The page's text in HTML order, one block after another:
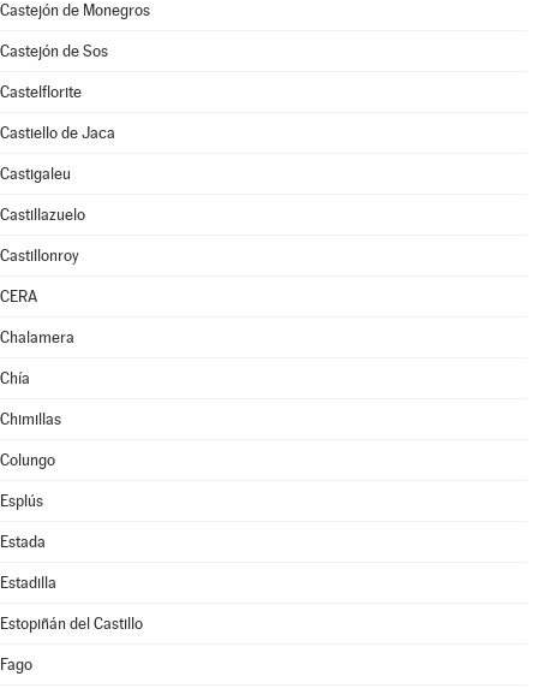
Castejón de Monegros
Castejón de Sos
Castelflorite
Castiello de Jaca
Castigaleu
Castillazuelo
Castillonroy
CERA
Chalamera
Chía
Chimillas
Colungo
Esplús
Estada
Estadilla
Estopiñán del Castillo
Fago